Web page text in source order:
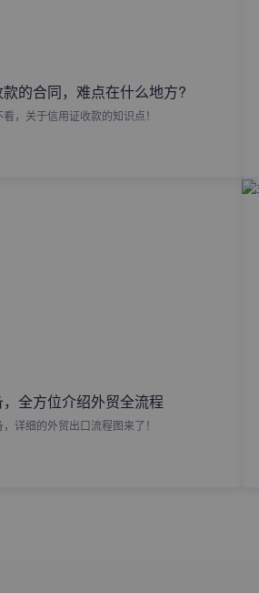
的合同，难点在什么地方?
，关于信用证收款的知识点！
全方位介绍外贸全流程
详细的外贸出口流程图来了！